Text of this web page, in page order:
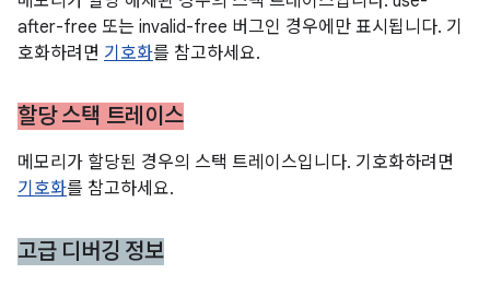
after-free 또는 invalid-free 버그인 경우에만 표시됩니다. 기
호화하려면 기호화를 참고하세요.
할당 스택 트레이스
메모리가 할당된 경우의 스택 트레이스입니다. 기호화하려면
기호화를 참고하세요.
고급 디버깅 정보